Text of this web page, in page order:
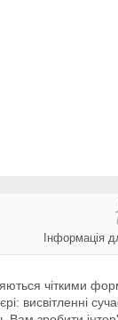
Інформація
чіткими
висвітленні